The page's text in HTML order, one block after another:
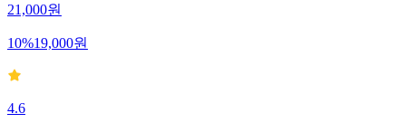
21,000원
10%19,000원
4.6